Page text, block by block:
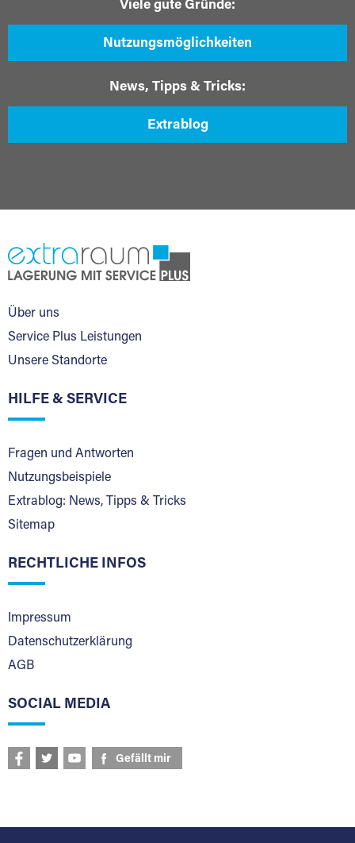
Viele gute Gründe:
Nutzungsmöglichkeiten
News, Tipps & Tricks:
Extrablog
Über uns
Service Plus Leistungen
Unsere Standorte
HILFE & SERVICE
Fragen und Antworten
Nutzungsbeispiele
Extrablog: News, Tipps & Tricks
Sitemap
RECHTLICHE INFOS
Impressum
Datenschutzerklärung
AGB
SOCIAL MEDIA
Gefällt mir